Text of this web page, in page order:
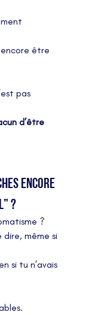
encore être
pas
d’être
encore
?
?
dire, même si
si tu n’avais